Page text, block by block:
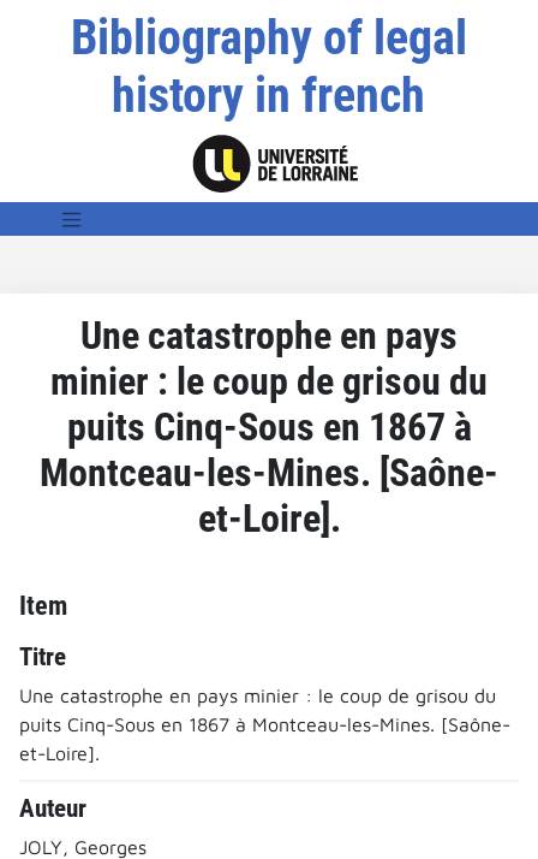
Bibliography of legal
history in french
Une catastrophe en pays
minier : le coup de grisou du
puits Cinq-Sous en 1867 à
Montceau-les-Mines. [Saône-
et-Loire].
Item
Titre
Une catastrophe en pays minier : le coup de grisou du
puits Cinq-Sous en 1867 à Montceau-les-Mines. [Saône-
et-Loire].
Auteur
JOLY, Georges